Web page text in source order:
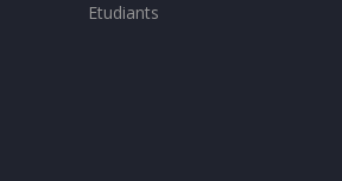
Etudiants